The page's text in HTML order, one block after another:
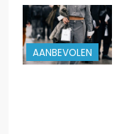
AANBEVOLEN